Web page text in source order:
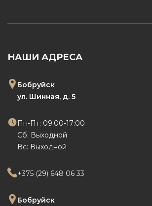
НАШИ АДРЕСА
Бобруйск
ул. Шинная, д. 5
Пн-Пт: 09:00-17:00
Сб: Выходной
Вс: Выходной
+375 (29) 648 06 33
Бобруйск